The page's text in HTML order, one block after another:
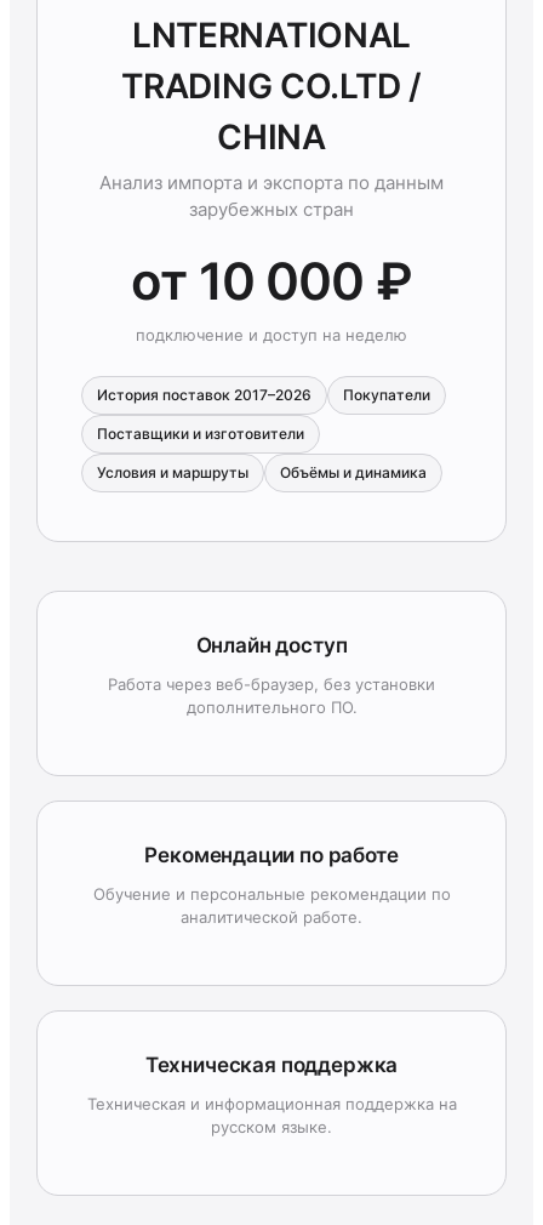
LNTERNATIONAL
TRADING CO.LTD /
CHINA
Анализ импорта и экспорта по данным
зарубежных стран
от 10 000 ₽
подключение и доступ на неделю
История поставок 2017–2026 Покупатели
Поставщики и изготовители
Условия и маршруты Объёмы и динамика
Онлайн доступ
Работа через веб-браузер, без установки
дополнительного ПО.
Рекомендации по работе
Обучение и персональные рекомендации по
аналитической работе.
Техническая поддержка
Техническая и информационная поддержка на
русском языке.